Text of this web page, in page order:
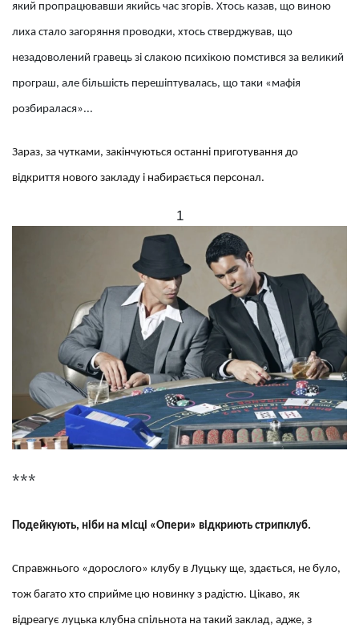
який пропрацювавши якийсь час згорів. Хтось казав, що виною
лиха стало загоряння проводки, хтось стверджував, що
незадоволений гравець зі слакою психікою помстився за великий
програш, але більшість перешіптувалась, що таки «мафія
розбиралася»...
Зараз, за чутками, закінчуються останні приготування до
відкриття нового закладу і набирається персонал.
1
***
Подейкують, ніби на місці «Опери» відкриють стрипклуб.
Справжнього «дорослого» клубу в Луцьку ще, здається, не було,
тож багато хто сприйме цю новинку з радістю. Цікаво, як
відреагує луцька клубна спільнота на такий заклад, адже, з